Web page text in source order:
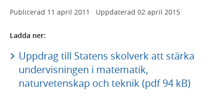
Publicerad 11 april 2011 Uppdaterad 02 april 2015
Ladda ner:
Uppdrag till Statens skolverk att stärka
undervisningen i matematik,
naturvetenskap och teknik (pdf 94 kB)